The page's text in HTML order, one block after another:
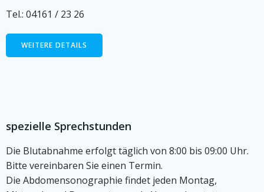
Tel.: 04161 / 23 26
WEITERE DETAILS
spezielle Sprechstunden
Die Blutabnahme erfolgt täglich von 8:00 bis 09:00 Uhr.
Bitte vereinbaren Sie einen Termin.
Die Abdomensonographie findet jeden Montag,